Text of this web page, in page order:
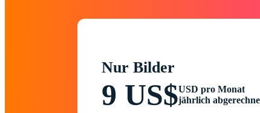
Nur Bilder
9 US$USD pro Monat
jährlich